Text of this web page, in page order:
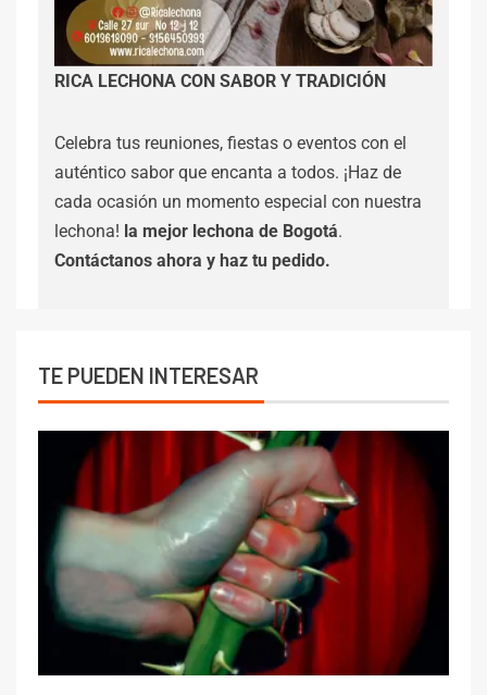
RICA LECHONA CON SABOR Y TRADICIÓN
Celebra tus reuniones, fiestas o eventos con el
auténtico sabor que encanta a todos. ¡Haz de
cada ocasión un momento especial con nuestra
lechona! la mejor lechona de Bogotá.
Contáctanos ahora y haz tu pedido.
TE PUEDEN INTERESAR